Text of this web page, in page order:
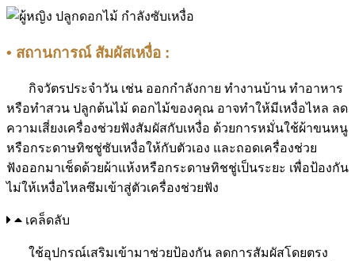
• สถานการณ์ สัมผัสเหงื่อ :
กิจวัตรประจำวัน เช่น ออกกำลังกาย ทำงานบ้าน ทำอาหาร
หรือทำสวน ปลูกต้นไม้ ดอกไม้ของคุณ อาจทำให้มีเหงื่อไหล ลด
ความเสี่ยงเครื่องช่วยฟังสัมผัสกับเหงื่อ ด้วยการหมั่นใช้ผ้าขนหนู
หรือกระดาษทิชชู่ซับเหงื่อให้กับตัวเอง และถอดเครื่องช่วย
ฟังออกมาเช็ดด้วยผ้าแห้งหรือกระดาษทิชชู่เป็นระยะ เพื่อป้องกัน
ไม่ให้เหงื่อไหลซึมเข้าสู่ตัวเครื่องช่วยฟัง
เคล็ดลับ
ใช้อุปกรณ์เสริมเข้ามาช่วยป้องกัน ลดการสัมผัสโดยตรง